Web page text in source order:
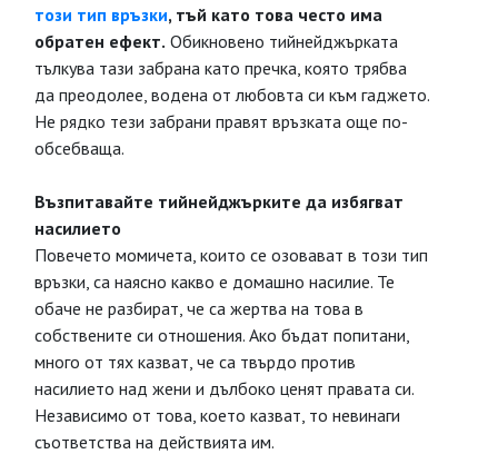
този тип връзки, тъй като това често има
обратен ефект. Обикновено тийнейджърката
тълкува тази забрана като пречка, която трябва
да преодолее, водена от любовта си към гаджето.
Не рядко тези забрани правят връзката още по-
обсебваща.
Възпитавайте тийнейджърките да избягват
насилието
Повечето момичета, които се озовават в този тип
връзки, са наясно какво е домашно насилие. Те
обаче не разбират, че са жертва на това в
собствените си отношения. Ако бъдат попитани,
много от тях казват, че са твърдо против
насилието над жени и дълбоко ценят правата си.
Независимо от това, което казват, то невинаги
съответства на действията им.